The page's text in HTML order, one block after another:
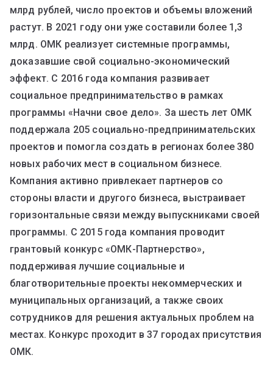
млрд рублей, число проектов и объемы вложений
растут. В 2021 году они уже составили более 1,3
млрд. ОМК реализует системные программы,
доказавшие свой социально-экономический
эффект. С 2016 года компания развивает
социальное предпринимательство в рамках
программы «Начни свое дело». За шесть лет ОМК
поддержала 205 социально-предпринимательских
проектов и помогла создать в регионах более 380
новых рабочих мест в социальном бизнесе.
Компания активно привлекает партнеров со
стороны власти и другого бизнеса, выстраивает
горизонтальные связи между выпускниками своей
программы. С 2015 года компания проводит
грантовый конкурс «ОМК-Партнерство»,
поддерживая лучшие социальные и
благотворительные проекты некоммерческих и
муниципальных организаций, а также своих
сотрудников для решения актуальных проблем на
местах. Конкурс проходит в 37 городах присутствия
ОМК.